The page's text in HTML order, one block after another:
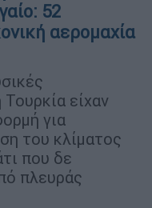
52
αερομαχία
είχαν
για
του κλίματος
που δε
πλευράς